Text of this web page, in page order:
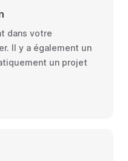
dans votre
Il y a également un
un projet